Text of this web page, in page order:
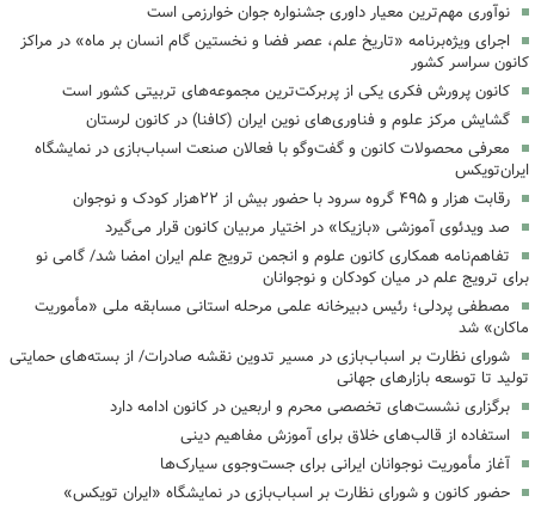
نوآوری مهم‌ترین معیار داوری جشنواره جوان خوارزمی است
اجرای ویژه‌برنامه «تاریخ علم، عصر فضا و نخستین گام انسان بر ماه» در مراکز
کانون سراسر کشور
کانون پرورش فکری یکی از پربرکت‌ترین مجموعه‌های تربیتی کشور است
گشایش مرکز علوم و فناوری‌های نوین ایران (کافنا) در کانون لرستان
معرفی محصولات کانون و گفت‌وگو با فعالان صنعت اسباب‌بازی در نمایشگاه
ایران‌تویکس
رقابت هزار و ۴۹۵ گروه سرود با حضور بیش از ۲۲هزار کودک و نوجوان
‌صد ویدئوی آموزشی «بازیکا» در اختیار مربیان کانون قرار می‌گیرد
تفاهم‌نامه همکاری کانون علوم و انجمن ترویج علم ایران امضا شد/ گامی نو
برای ترویج علم در میان کودکان و نوجوانان
مصطفی پردلی؛ رئیس دبیرخانه علمی مرحله استانی مسابقه ملی «مأموریت
ماکان» شد
شورای نظارت بر اسباب‌بازی در مسیر تدوین نقشه صادرات/ از بسته‌های حمایتی
تولید تا توسعه بازارهای جهانی
برگزاری نشست‌های تخصصی محرم و اربعین در کانون ادامه دارد
استفاده از قالب‌های خلاق برای آموزش مفاهیم دینی
آغاز مأموریت نوجوانان ایرانی برای جست‌وجوی سیارک‌ها
حضور کانون و شورای نظارت بر اسباب‌بازی در نمایشگاه «ایران تویکس»